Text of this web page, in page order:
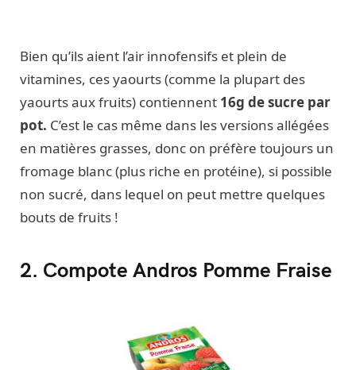
Bien qu’ils aient l’air innofensifs et plein de
vitamines, ces yaourts (comme la plupart des
yaourts aux fruits) contiennent 16g de sucre par
pot. C’est le cas même dans les versions allégées
en matières grasses, donc on préfère toujours un
fromage blanc (plus riche en protéine), si possible
non sucré, dans lequel on peut mettre quelques
bouts de fruits !
2. Compote Andros Pomme Fraise